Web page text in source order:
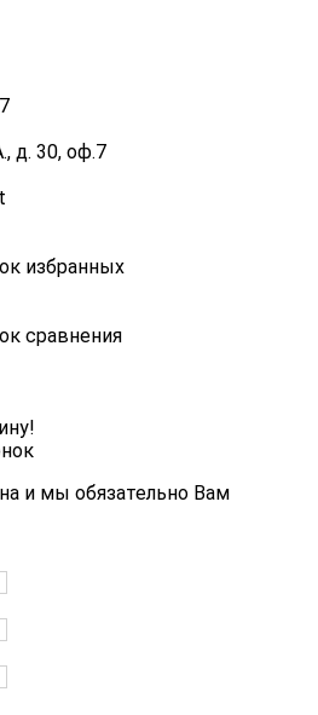
д. 30, оф.7
избранных
сравнения
и мы обязательно Вам